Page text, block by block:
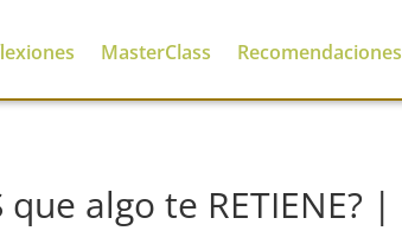
MasterClass Recomendaciones
algo te RETIENE? |